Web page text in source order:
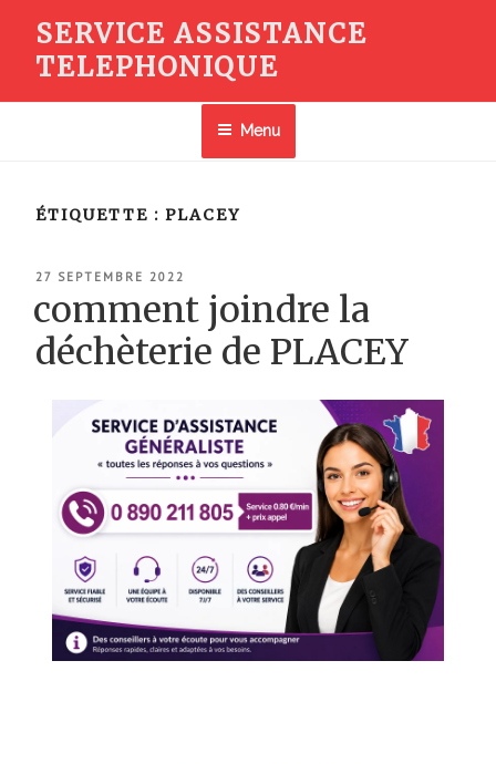
contenu
SERVICE ASSISTANCE
TELEPHONIQUE
Menu
ÉTIQUETTE : PLACEY
PUBLIÉ
27 SEPTEMBRE 2022
comment joindre la
déchèterie de PLACEY